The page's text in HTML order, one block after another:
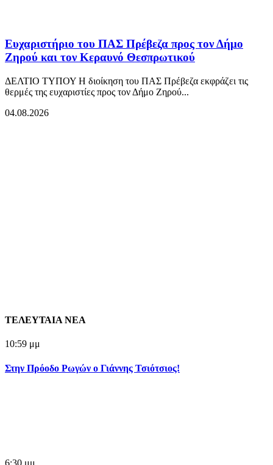
Ευχαριστήριο του ΠΑΣ Πρέβεζα προς τον Δήμο
Ζηρού και τον Κεραυνό Θεσπρωτικού
ΔΕΛΤΙΟ ΤΥΠΟΥ Η διοίκηση του ΠΑΣ Πρέβεζα εκφράζει τις
θερμές της ευχαριστίες προς τον Δήμο Ζηρού...
04.08.2026
ΤΕΛΕΥΤΑΙΑ ΝΕΑ
10:59 μμ
Στην Πρόοδο Ρωγών ο Γιάννης Τσιότσιος!
6:30 μμ